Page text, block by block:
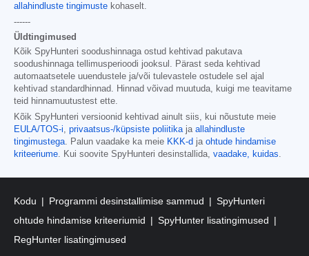
allahindluste tingimuste kohaselt.
------
Üldtingimused
Kõik SpyHunteri soodushinnaga ostud kehtivad pakutava
soodushinnaga tellimusperioodi jooksul. Pärast seda kehtivad
automaatsetele uuendustele ja/või tulevastele ostudele sel ajal
kehtivad standardhinnad. Hinnad võivad muutuda, kuigi me teavitame
teid hinnamuutustest ette.
Kõik SpyHunteri versioonid kehtivad ainult siis, kui nõustute meie
EULA/TOS-i, privaatsus-/küpsiste poliitikaja allahindluste
tingimustega. Palun vaadake ka meie KKK-d ja ohtude hindamise
kriteeriume. Kui soovite SpyHunteri desinstallida, vaadake, kuidas.
Kodu Programmi desinstallimise sammud
SpyHunteri
ohtude hindamise kriteeriumid
SpyHunter lisatingimused
RegHunter lisatingimused